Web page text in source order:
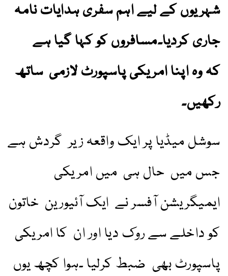
شہریوں کے لیے اہم سفری ہدایات نامہ
جاری کردیا۔مسافروں کو کہا گیا ہے
کہ وہ اپنا امریکی پاسپورٹ لازمی ساتھ
رکھیں۔
سوشل میڈیا پر ایک واقعہ زیر گردش ہے
جس میں حال ہی میں امریکی
ایمیگریشن آفسر نے ایک آئیورین خاتون
کو داخلے سے روک دیا اور ان کا امریکی
پاسپورٹ بھی ضبط کرلیا ۔ہوا کچھ یوں